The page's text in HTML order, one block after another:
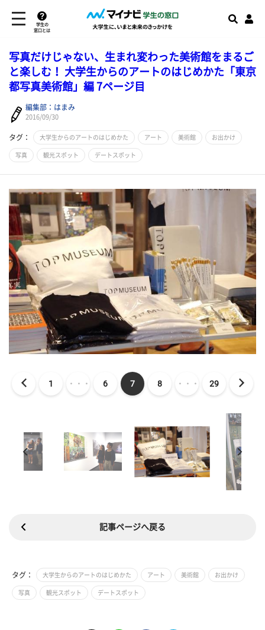
学生の
窓口とは
写真だけじゃない、生まれ変わった美術館をまるご
と楽しむ！ 大学生からのアートのはじめかた「東京
都写真美術館」編 7ページ目
編集部：はまみ
2016/09/30
タグ： 大学生からのアートのはじめかた アート 美術館 お出かけ
写真 観光スポット デートスポット
1 ・・・ 6 7 8 ・・・ 29
記事ページへ戻る
タグ： 大学生からのアートのはじめかた アート 美術館 お出かけ
写真 観光スポット デートスポット